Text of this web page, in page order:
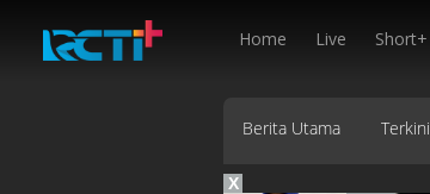
Home Live Short+
Berita Utama Terkini
X